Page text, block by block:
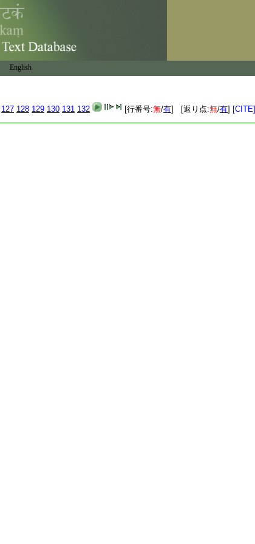
English
127 128 129 130 131 132 [行番号:無/有] [返り点:無/有] [CITE]